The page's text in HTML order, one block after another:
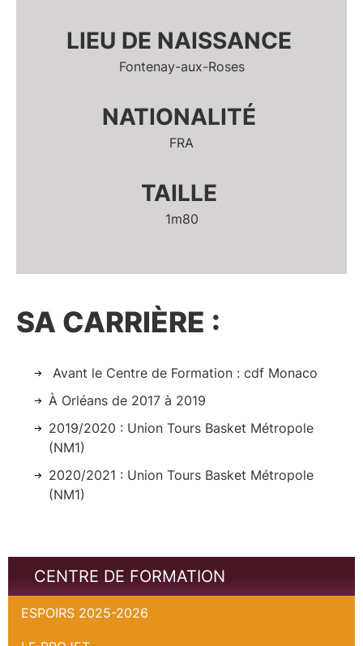
LIEU DE NAISSANCE
Fontenay-aux-Roses
NATIONALITÉ
FRA
TAILLE
1m80
SA CARRIÈRE :
Avant le Centre de Formation : cdf Monaco
À Orléans de 2017 à 2019
2019/2020 : Union Tours Basket Métropole
(NM1)
2020/2021 : Union Tours Basket Métropole
(NM1)
CENTRE DE FORMATION
ESPOIRS 2025-2026